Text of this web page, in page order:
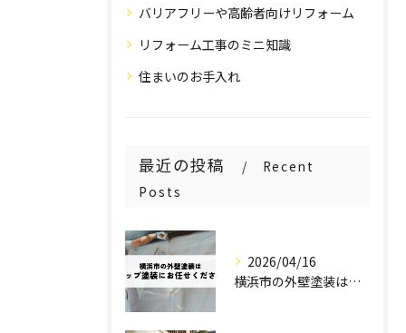
バリアフリーや高齢者向けリフォーム
リフォーム工事のミニ知識
住まいのお手入れ
最近の投稿
Recent
Posts
2026/04/16
横浜市の外壁塗装はステップ塗装にお任せください！